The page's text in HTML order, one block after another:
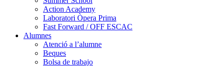
Action Academy
Laboratori Òpera Prima
Fast Forward / OFF ESCAC
Alumnes
Atenció a l’alumne
Beques
Bolsa de trabajo